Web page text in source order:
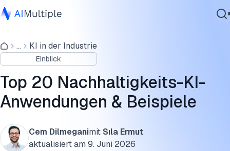
Agentische KI
Cybersicherheit
Daten
Unternehmenssoftware
Dienstleistungen
... KI in der Industrie
Einblick
Top 20 Nachhaltigkeits-KI-
Anwendungen & Beispiele
Cem DilmeganimitSıla Ermut
aktualisiert am 9. Juni 2026
Wie wird die Nachhaltigkeit von KI bewertet
Vorbereitung auf Naturkatastrophen
Biodiversität